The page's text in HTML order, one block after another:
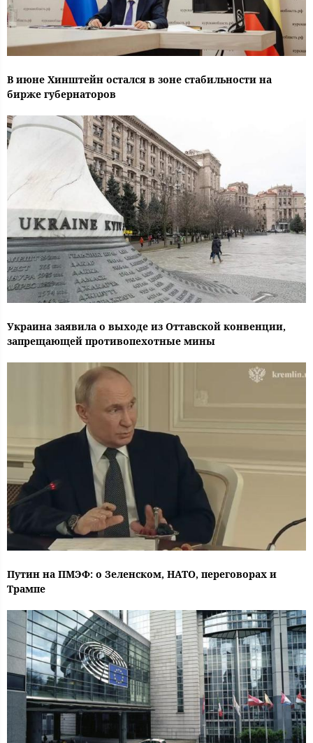
В июне Хинштейн остался в зоне стабильности на
бирже губернаторов
Украина заявила о выходе из Оттавской конвенции,
запрещающей противопехотные мины
Путин на ПМЭФ: о Зеленском, НАТО, переговорах и
Трампе